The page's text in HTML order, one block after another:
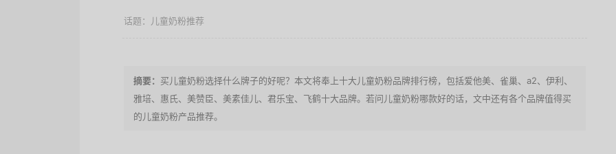
儿童奶粉推荐
买儿童奶粉选择什么牌子的好呢？本文将奉上十大儿童奶粉品牌排行榜，包括爱他美、雀巢、a2、伊利、
雅培、惠氏、美赞臣、美素佳儿、君乐宝、飞鹤十大品牌。若问儿童奶粉哪款好的话，文中还有各个品牌值得买
的儿童奶粉产品推荐。